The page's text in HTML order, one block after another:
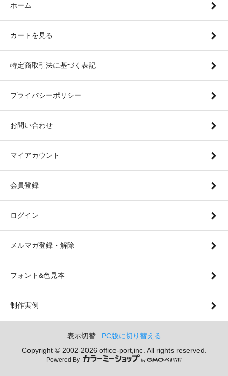
ホーム
カートを見る
特定商取引法に基づく表記
プライバシーポリシー
お問い合わせ
マイアカウント
会員登録
ログイン
メルマガ登録・解除
フォント&色見本
制作実例
表示切替 : PC版に切り替える
Copyright © 2002-2026 office-port,inc. All rights reserved.
Powered By